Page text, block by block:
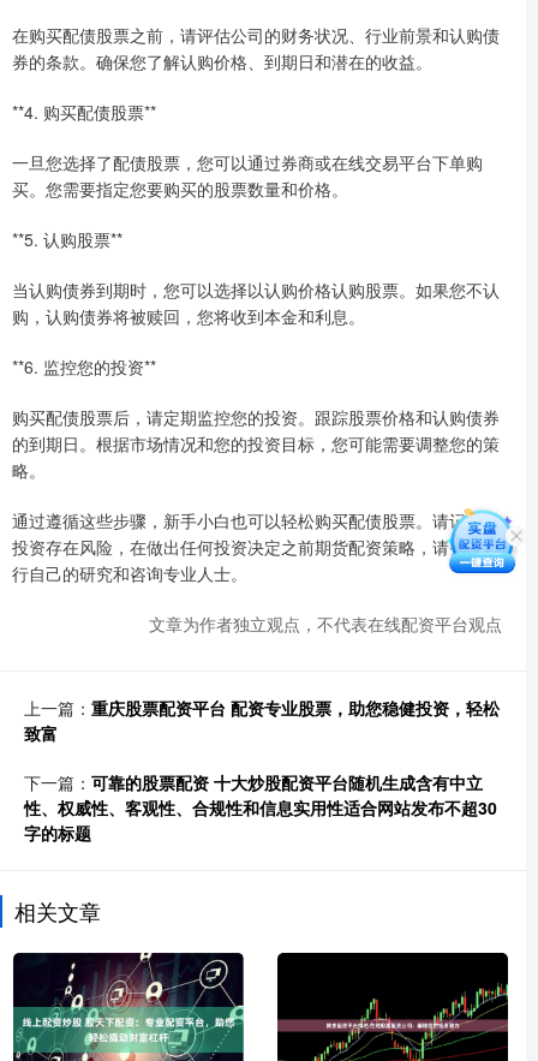
在购买配债股票之前，请评估公司的财务状况、行业前景和认购债
券的条款。确保您了解认购价格、到期日和潜在的收益。
**4. 购买配债股票**
一旦您选择了配债股票，您可以通过券商或在线交易平台下单购
买。您需要指定您要购买的股票数量和价格。
**5. 认购股票**
当认购债券到期时，您可以选择以认购价格认购股票。如果您不认
购，认购债券将被赎回，您将收到本金和利息。
**6. 监控您的投资**
购买配债股票后，请定期监控您的投资。跟踪股票价格和认购债券
的到期日。根据市场情况和您的投资目标，您可能需要调整您的策
略。
通过遵循这些步骤，新手小白也可以轻松购买配债股票。请记住，
投资存在风险，在做出任何投资决定之前期货配资策略，请务必进
行自己的研究和咨询专业人士。
文章为作者独立观点，不代表在线配资平台观点
上一篇： 重庆股票配资平台 配资专业股票，助您稳健投资，轻松
致富
下一篇： 可靠的股票配资 十大炒股配资平台随机生成含有中立
性、权威性、客观性、合规性和信息实用性适合网站发布不超30
字的标题
相关文章